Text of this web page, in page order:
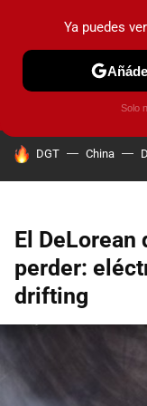
PRUEBAS
HOY SE HABLA DE
DGT China
El DeLorean
perder:
drifting
Ya puedes
Solo